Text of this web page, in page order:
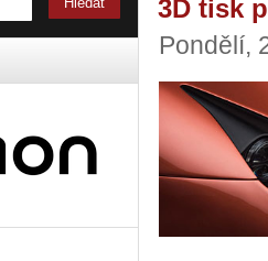
3D tisk
Pondělí,